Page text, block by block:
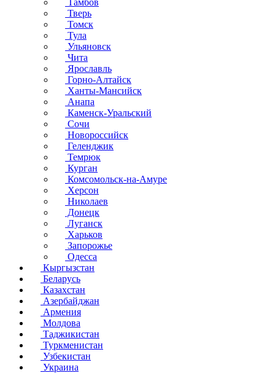
Тамбов
Тверь
Томск
Тула
Ульяновск
Чита
Ярославль
Горно-Алтайск
Ханты-Мансийск
Анапа
Каменск-Уральский
Сочи
Новороссийск
Геленджик
Темрюк
Курган
Комсомольск-на-Амуре
Херсон
Николаев
Донецк
Луганск
Харьков
Запорожье
Одесса
Кыргызстан
Беларусь
Казахстан
Азербайджан
Армения
Молдова
Таджикистан
Туркменистан
Узбекистан
Украина